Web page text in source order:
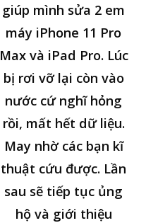
giúp mình sửa 2 em
máy iPhone 11 Pro
Max và iPad Pro. Lúc
bị rơi vỡ lại còn vào
nước cứ nghĩ hỏng
rồi, mất hết dữ liệu.
May nhờ các bạn kĩ
thuật cứu được. Lần
sau sẽ tiếp tục ủng
hộ và giới thiệu